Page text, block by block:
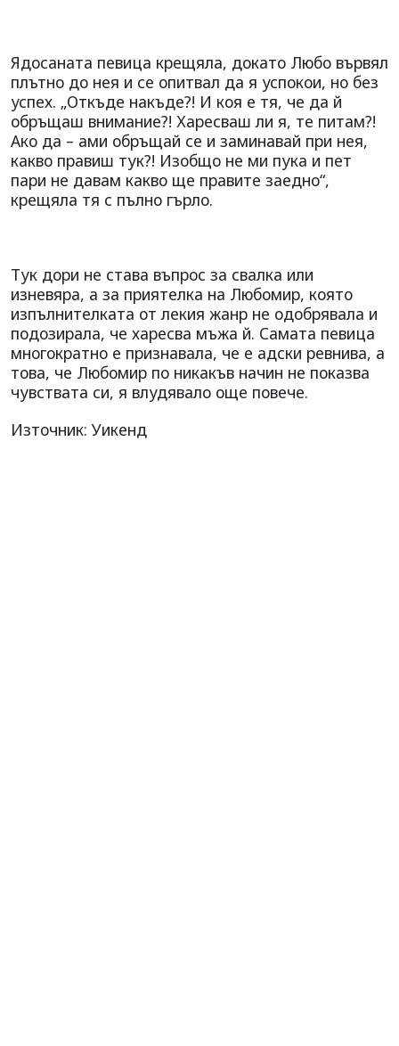
Ядосаната певица крещяла, докато Любо вървял
плътно до нея и се опитвал да я успокои, но без
успех. „Откъде накъде?! И коя е тя, че да й
обръщаш внимание?! Харесваш ли я, те питам?!
Ако да – ами обръщай се и заминавай при нея,
какво правиш тук?! Изобщо не ми пука и пет
пари не давам какво ще правите заедно“,
крещяла тя с пълно гърло.
Тук дори не става въпрос за свалка или
изневяра, а за приятелка на Любомир, която
изпълнителката от лекия жанр не одобрявала и
подозирала, че харесва мъжа й. Самата певица
многократно е признавала, че е адски ревнива, а
това, че Любомир по никакъв начин не показва
чувствата си, я влудявало още повече.
Източник: Уикенд